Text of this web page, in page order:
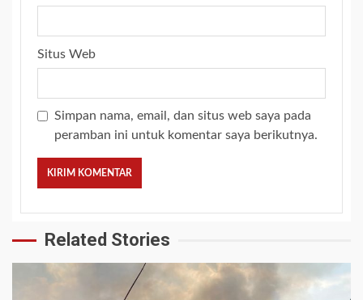
Situs Web
Simpan nama, email, dan situs web saya pada
peramban ini untuk komentar saya berikutnya.
Related Stories